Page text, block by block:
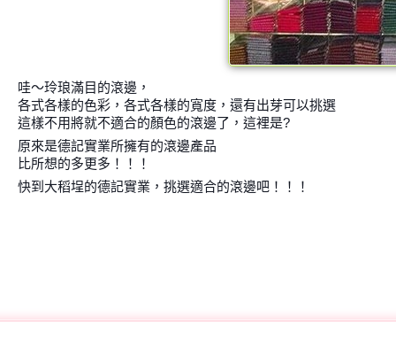
哇～玲琅滿目的滾邊，
各式各樣的色彩，各式各樣的寬度，還有出芽可以挑選
這樣不用將就不適合的顏色的滾邊了，這裡是?
原來是德記實業所擁有的滾邊產品
比所想的多更多！！！
快到大稻埕的德記實業，挑選適合的滾邊吧！！！